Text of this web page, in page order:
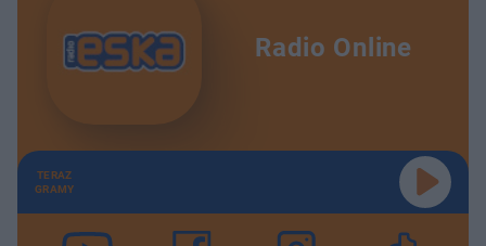
Radio Online
TERAZ
GRAMY